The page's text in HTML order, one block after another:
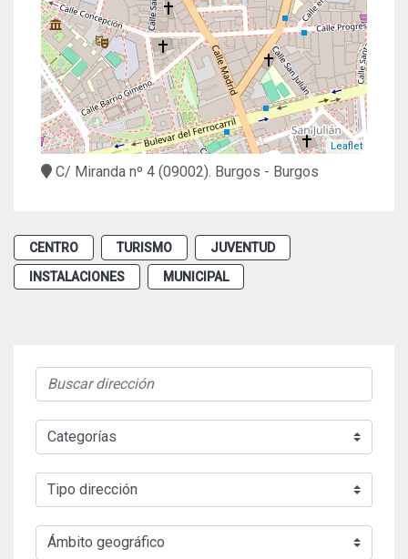
Leaflet
C/ Miranda nº 4 (09002). Burgos - Burgos
CENTRO TURISMO
JUVENTUD
INSTALACIONES
MUNICIPAL